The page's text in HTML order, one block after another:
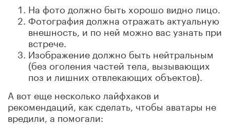
На фото должно быть хорошо видно лицо.
Фотография должна отражать актуальную
внешность, и по ней можно вас узнать при
встрече.
Изображение должно быть нейтральным
(без оголения частей тела, вызывающих
поз и лишних отвлекающих объектов).
А вот еще несколько лайфхаков и
рекомендаций, как сделать, чтобы аватары не
вредили, а помогали: